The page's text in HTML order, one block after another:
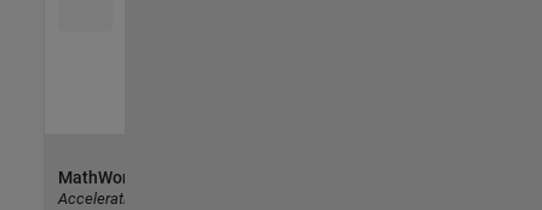
MathWorks
Accelerating